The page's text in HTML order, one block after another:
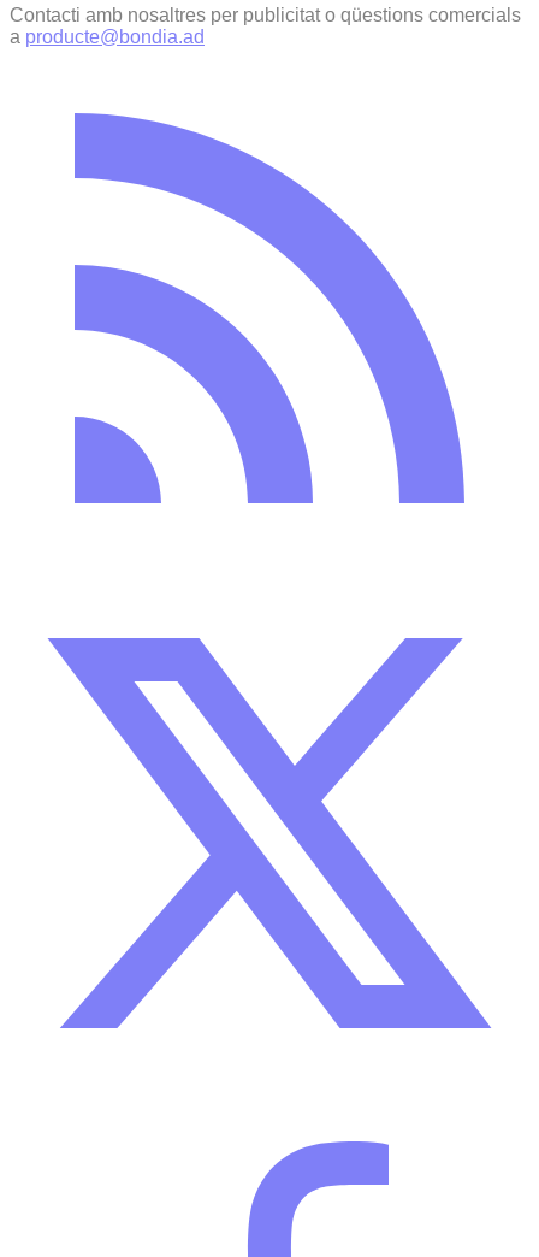
Contacti amb nosaltres per publicitat o qüestions comercials
a producte@bondia.ad